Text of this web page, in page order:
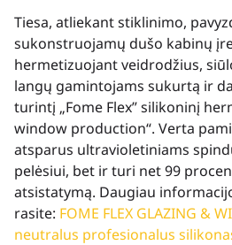
Tiesa, atliekant stiklinimo,
sukonstruojamų dušo kabinų
hermetizuojant veidrodžius,
langų gamintojams sukurtą ir
turintį „Fome Flex” silikoninį
window production“. Verta
atsparus ultravioletiniams
pelėsiui, bet ir turi net 99
atsistatymą. Daugiau
rasite: FOME FLEX GLAZING &
neutralus profesionalus